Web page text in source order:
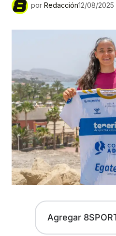
por Redacción12/08/2025
Agregar